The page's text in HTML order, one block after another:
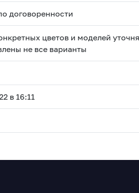
договоренности
цветов и моделей
не все варианты
в 16:11